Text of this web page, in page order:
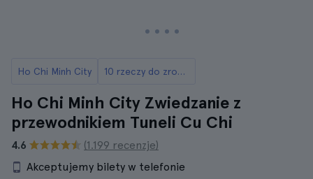
Ho Chi Minh City 10 rzeczy do zrobienia w Ho Chi Minh City
Ho Chi Minh City Zwiedzanie z
przewodnikiem Tuneli Cu Chi
4.6
(1.199 recenzje)
Akceptujemy bilety w telefonie